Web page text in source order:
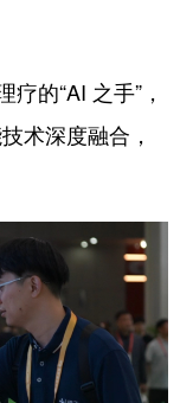
的“AI 之手”，
术深度融合，